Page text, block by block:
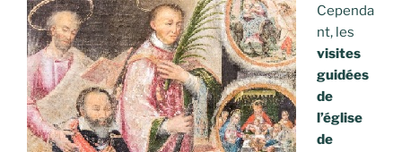
Cependa
nt, les
visites
guidées
de
l’église
de